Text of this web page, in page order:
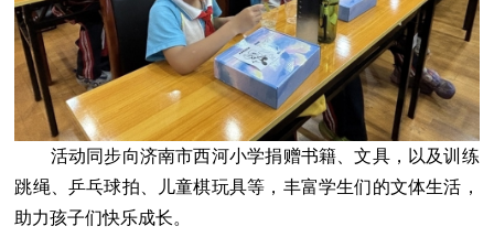
活动同步向济南市西河小学捐赠书籍、文具，以及训练
跳绳、乒乓球拍、儿童棋玩具等，丰富学生们的文体生活，
助力孩子们快乐成长。